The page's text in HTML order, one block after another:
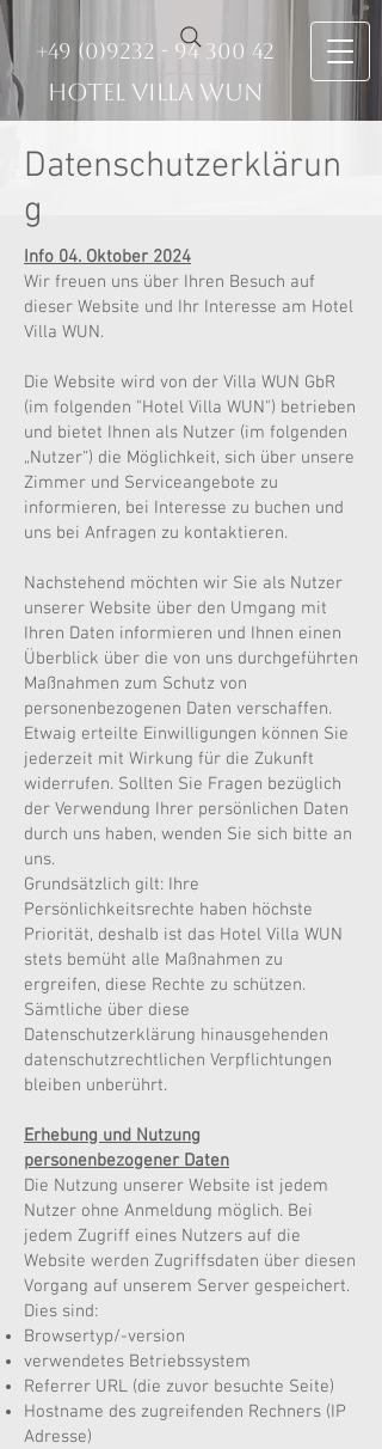
HOTEL VILLA WUN
+49 (0)9232 - 94 300 42
Datenschutzerklärun
g
Info 04. Oktober 2024
Wir freuen uns über Ihren Besuch auf
dieser Website und Ihr Interesse am Hotel
Villa WUN.
Die Website wird von der Villa WUN GbR
(im folgenden "Hotel Villa WUN") betrieben
und bietet Ihnen als Nutzer (im folgenden
„Nutzer“) die Möglichkeit, sich über unsere
Zimmer und Serviceangebote zu
informieren, bei Interesse zu buchen und
uns bei Anfragen zu kontaktieren.
Nachstehend möchten wir Sie als Nutzer
unserer Website über den Umgang mit
Ihren Daten informieren und Ihnen einen
Überblick über die von uns durchgeführten
Maßnahmen zum Schutz von
personenbezogenen Daten verschaffen.
Etwaig erteilte Einwilligungen können Sie
jederzeit mit Wirkung für die Zukunft
widerrufen. Sollten Sie Fragen bezüglich
der Verwendung Ihrer persönlichen Daten
durch uns haben, wenden Sie sich bitte an
uns.
Grundsätzlich gilt: Ihre
Persönlichkeitsrechte haben höchste
Priorität, deshalb ist das Hotel Villa WUN
stets bemüht alle Maßnahmen zu
ergreifen, diese Rechte zu schützen.
Sämtliche über diese
Datenschutzerklärung hinausgehenden
datenschutzrechtlichen Verpflichtungen
bleiben unberührt.
Erhebung und Nutzung
personenbezogener Daten
Die Nutzung unserer Website ist jedem
Nutzer ohne Anmeldung möglich. Bei
jedem Zugriff eines Nutzers auf die
Website werden Zugriffsdaten über diesen
Vorgang auf unserem Server gespeichert.
Dies sind:
Browsertyp/-version
verwendetes Betriebssystem
Referrer URL (die zuvor besuchte Seite)
Hostname des zugreifenden Rechners (IP
Adresse)